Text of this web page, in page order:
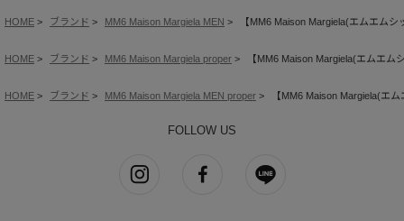
HOME ブランド MM6 Maison Margiela MEN 【MM6 Maison Margiela(エムエム
HOME ブランド MM6 Maison Margiela proper 【MM6 Maison Margiela(エムエ
HOME ブランド MM6 Maison Margiela MEN proper 【MM6 Maison Margiela(エ
FOLLOW US